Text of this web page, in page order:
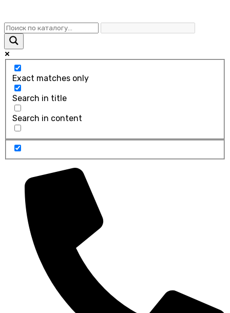
Exact matches only
Search in title
Search in content